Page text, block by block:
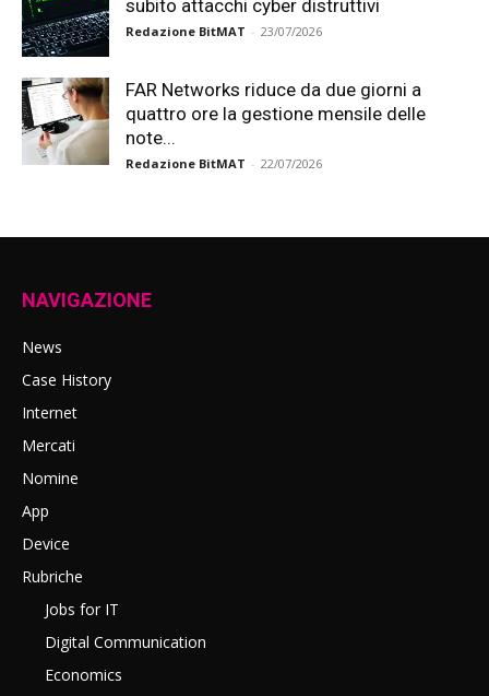
subito attacchi cyber distruttivi
Redazione BitMAT - 23/07/2026
FAR Networks riduce da due giorni a
quattro ore la gestione mensile delle
note...
Redazione BitMAT - 22/07/2026
NAVIGAZIONE
News
Case History
Internet
Mercati
Nomine
App
Device
Rubriche
Jobs for IT
Digital Communication
Economics